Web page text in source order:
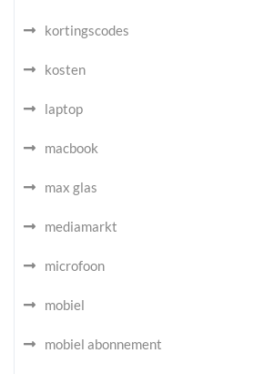
kortingscodes
kosten
laptop
macbook
max glas
mediamarkt
microfoon
mobiel
mobiel abonnement